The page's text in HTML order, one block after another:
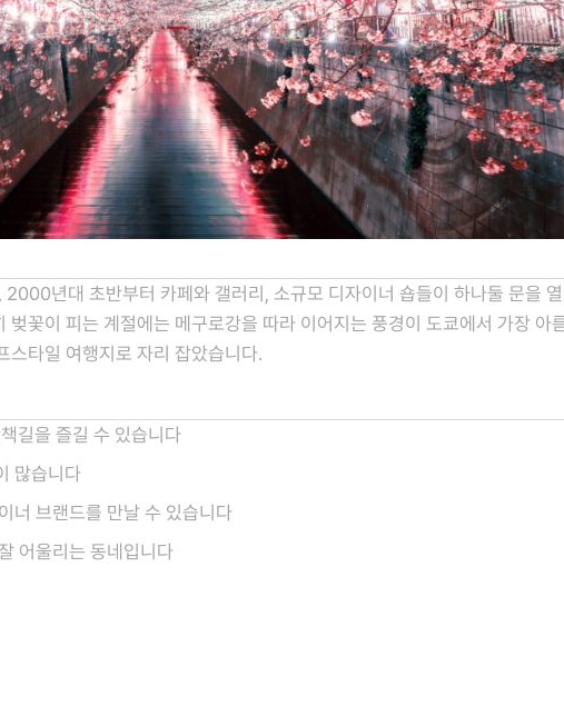
년대 초반부터 카페와 갤러리, 소규모 디자이너 숍들이 하나둘 문을 열
벚꽃이 피는 계절에는 메구로강을 따라 이어지는 풍경이 도쿄에서 가장 아
스타일 여행지로 자리 잡았습니다.
길을 즐길 수 있습니다
많습니다
너 브랜드를 만날 수 있습니다
어울리는 동네입니다